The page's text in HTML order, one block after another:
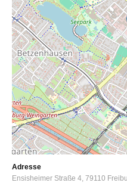
Adresse
Ensisheimer Straße 4 79110